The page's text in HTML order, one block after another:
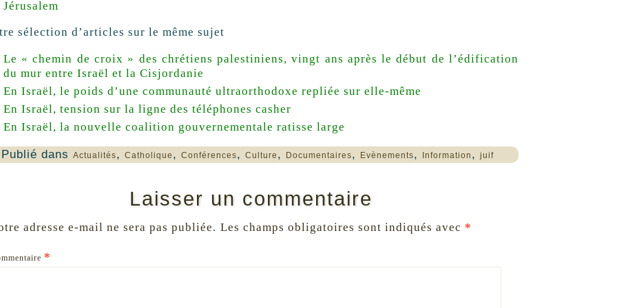
Jérusalem
sélection d’articles sur le même sujet
Le « chemin de croix » des chrétiens palestiniens, vingt ans après le début de l’édification
du mur entre Israël et la Cisjordanie
En Israël, le poids d’une communauté ultraorthodoxe repliée sur elle-même
En Israël, tension sur la ligne des téléphones casher
En Israël, la nouvelle coalition gouvernementale ratisse large
Publié dans Actualités, Catholique , Conférences, Culture , Documentaires, Evènements, Information , juif
Laisser un commentaire
adresse e-mail ne sera pas publiée. Les champs obligatoires sont indiqués avec *
*